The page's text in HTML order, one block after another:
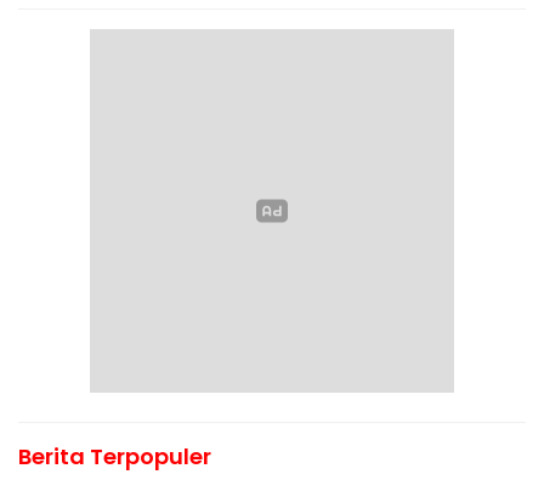
Berita Terpopuler